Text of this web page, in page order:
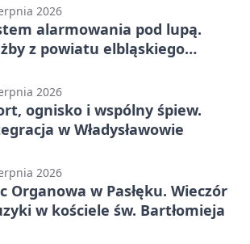
2026
alarmowania pod lupą.
z powiatu elbląskiego
2026
ognisko i wspólny śpiew.
w Władysławowie
2026
Organowa w Pasłęku. Wieczór
w kościele św. Bartłomieja